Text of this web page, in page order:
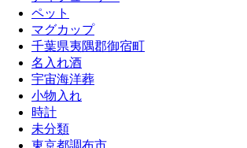
ペット
マグカップ
千葉県夷隅郡御宿町
名入れ酒
宇宙海洋葬
小物入れ
時計
未分類
東京都調布市